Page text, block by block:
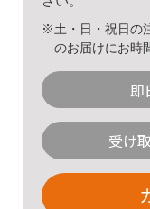
※土・日・祝日の
のお届けにお時
即
受け